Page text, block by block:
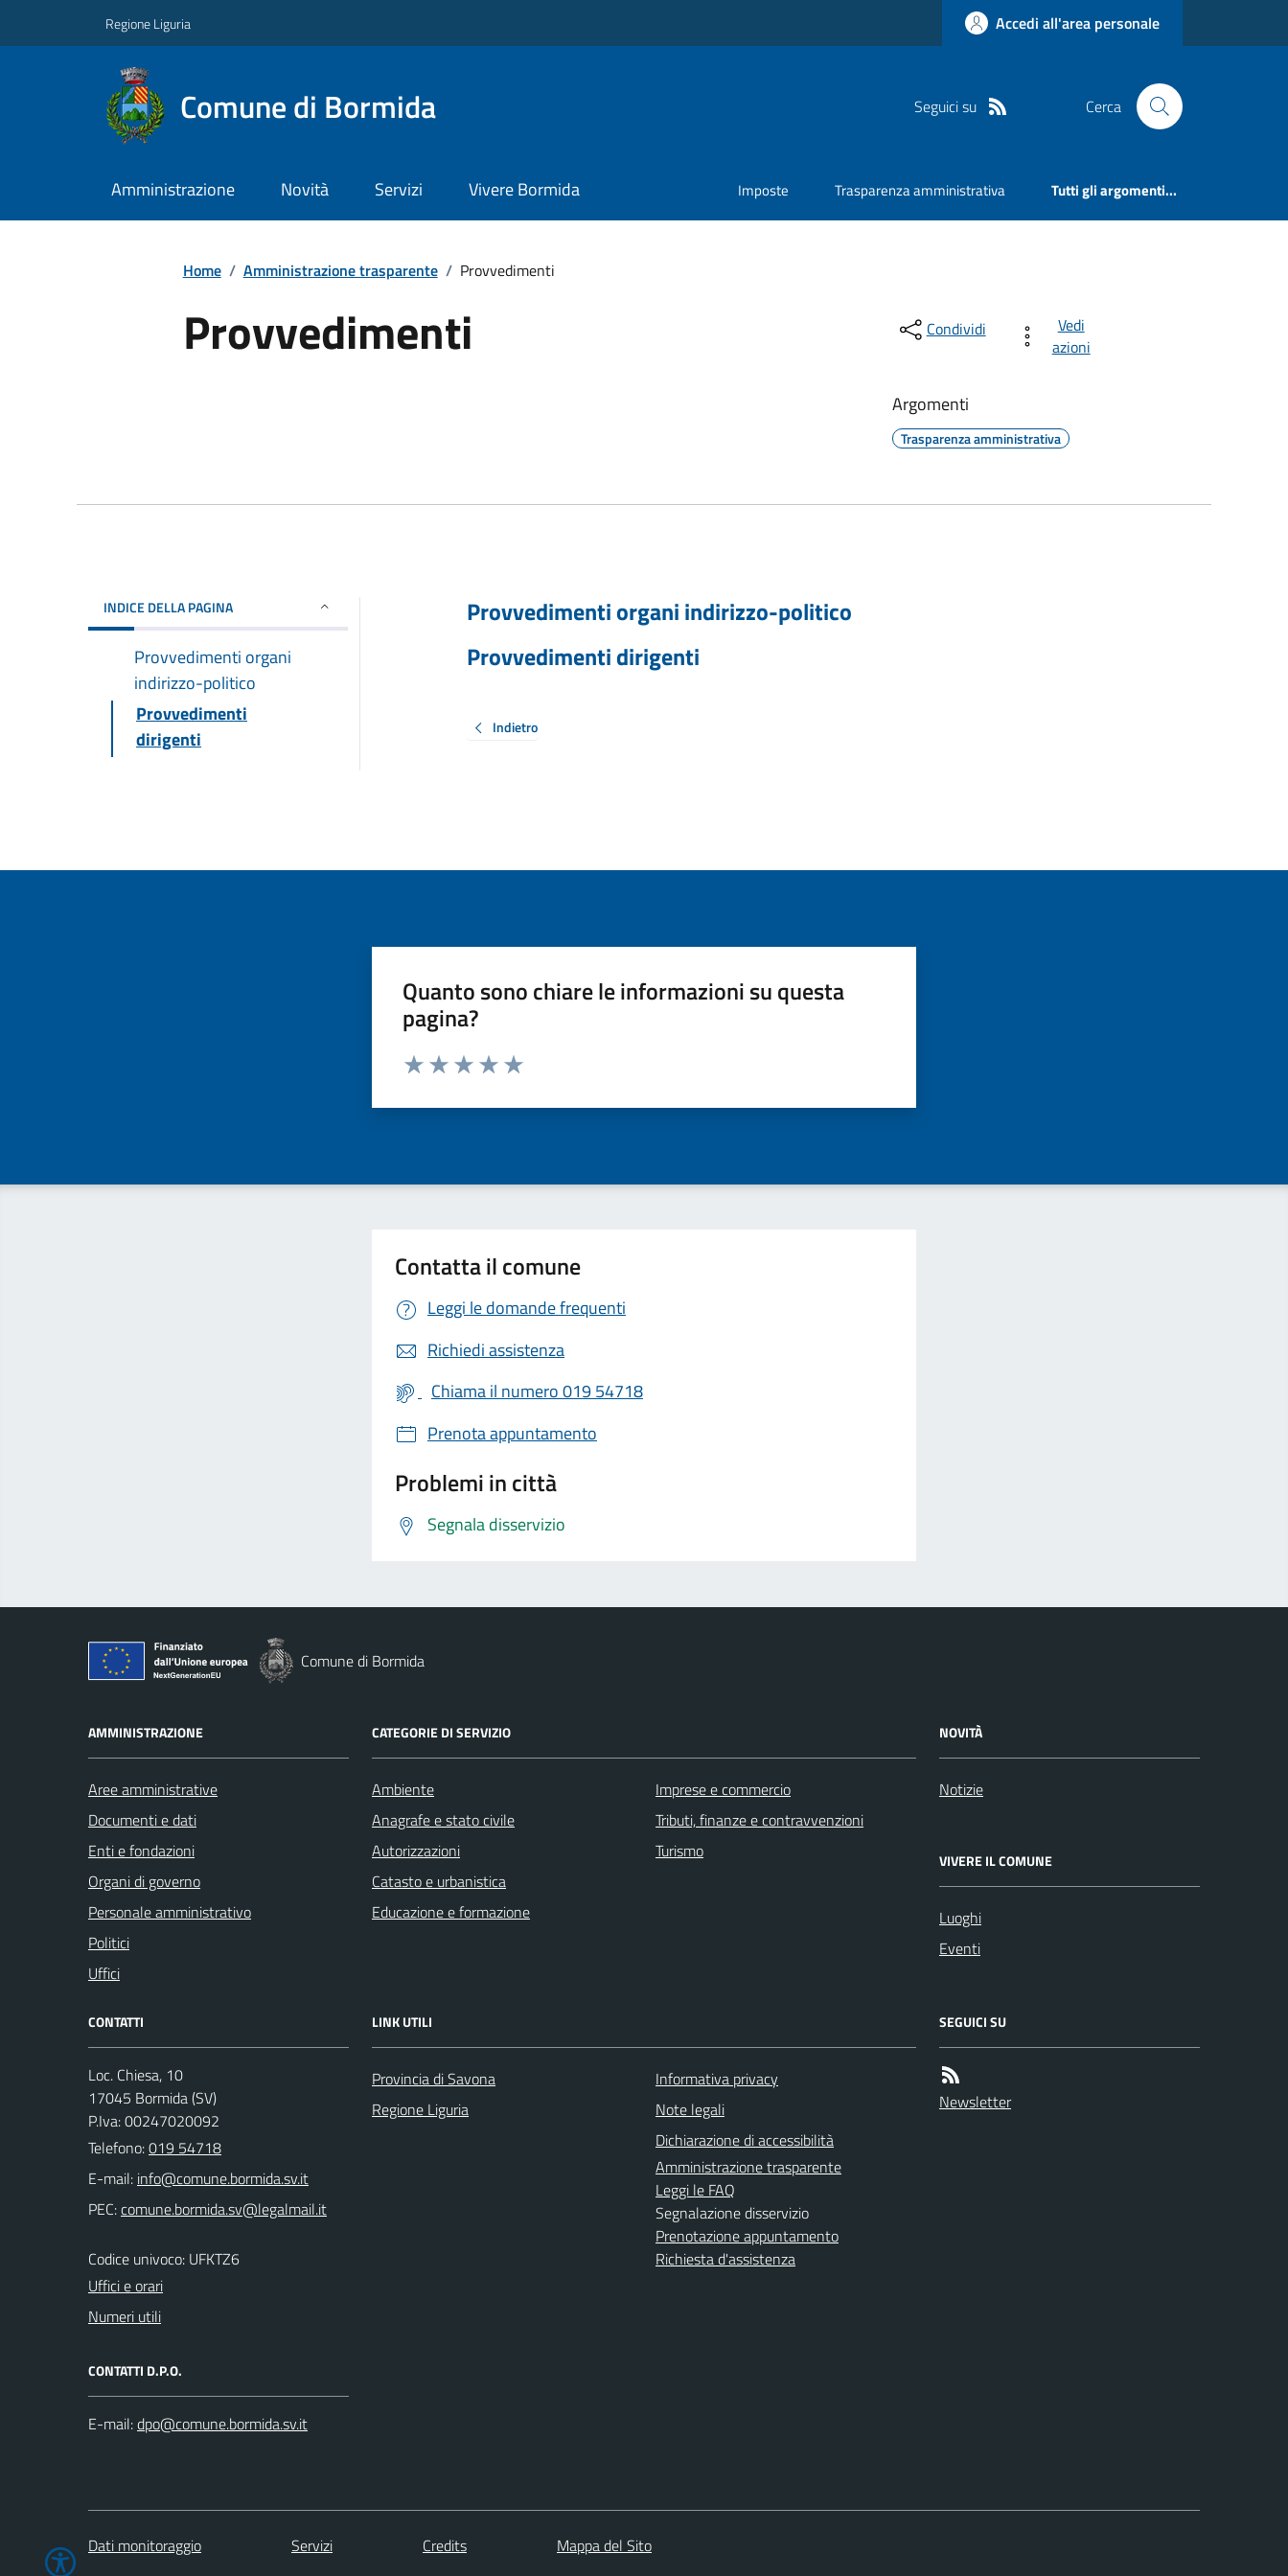
Regione Liguria Accedi all'area personale
Comune di Bormida Seguici su Cerca
Amministrazione Novità Servizi Vivere Bormida Imposte Trasparenza amministrativa Tutti gli argomenti...
Home / Amministrazione trasparente / Provvedimenti
Provvedimenti Condividi
Vedi
azioni
Argomenti
Trasparenza amministrativa
INDICE DELLA PAGINA
Provvedimenti organi
indirizzo-politico
Provvedimenti
dirigenti
Provvedimenti organi indirizzo-politico
Provvedimenti dirigenti
Indietro
Quanto sono chiare le informazioni su questa
pagina?
Valuta da 1 a 5 stelle la pagina
Contatta il comune
Leggi le domande frequenti
Richiedi assistenza
Chiama il numero 019 54718
Prenota appuntamento
Problemi in città
Segnala disservizio
Comune di Bormida
AMMINISTRAZIONE
Aree amministrative
Documenti e dati
Enti e fondazioni
Organi di governo
Personale amministrativo
Politici
Uffici
CATEGORIE DI SERVIZIO
Ambiente
Anagrafe e stato civile
Autorizzazioni
Catasto e urbanistica
Educazione e formazione
Imprese e commercio
Tributi, finanze e contravvenzioni
Turismo
NOVITÀ
Notizie
VIVERE IL COMUNE
Luoghi
Eventi
CONTATTI
Loc. Chiesa, 10
17045 Bormida (SV)
P.Iva: 00247020092
Telefono:019 54718
E-mail:
PEC:
Codice univoco: UFKTZ6
Uffici e orari
Numeri utili
CONTATTI D.P.O.
E-mail:
LINK UTILI
Provincia di Savona
Regione Liguria
Informativa privacy
Note legali
Dichiarazione di accessibilità
Amministrazione trasparente
Leggi le FAQ
Segnalazione disservizio
Prenotazione appuntamento
Richiesta d'assistenza
SEGUICI SU
Newsletter
Dati monitoraggio Servizi Credits Mappa del Sito